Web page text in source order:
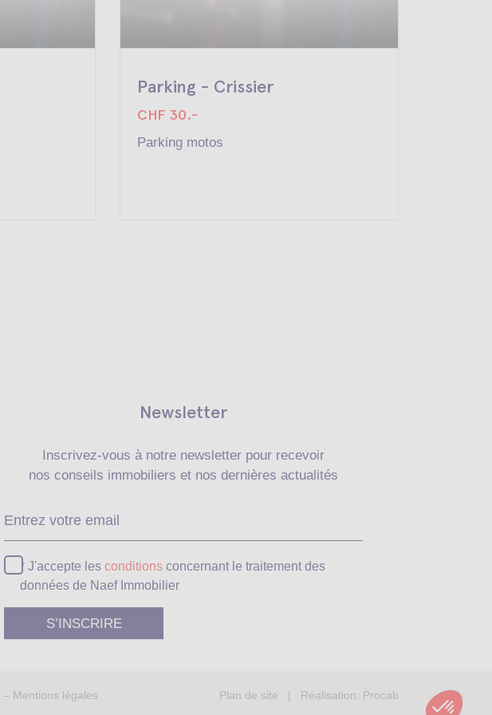
Parking - Crissier
CHF 30.-
Parking motos
Newsletter
Inscrivez-vous à notre newsletter pour recevoir
nos conseils immobiliers et nos dernières actualités
* J'accepte les conditions concernant le traitement des
données de Naef Immobilier
– Mentions légales Plan de site | Réalisation: Procab